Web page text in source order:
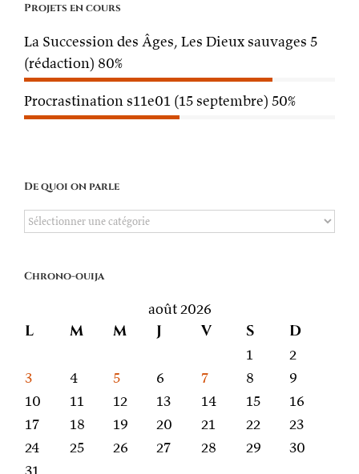
Projets en cours
La Succession des Âges, Les Dieux sauvages 5
(rédaction) 80%
Procrastination s11e01 (15 septembre) 50%
De quoi on parle
De
parle
Chrono-ouija
août 2026
L M M J V S D
1
2
3
4 5 6 7 8
9
10
11 12 13 14 15
16
17
18 19 20 21 22
23
24
25 26 27 28 29
30